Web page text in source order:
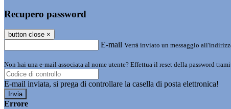
Recupero password
button close ×
E-mail Verrà inviato un messaggio
Non hai una e-mail associata al nome utente? Effettua il reset della password
E-mail inviata, si prega di controllare la casella di posta elettronica!
Errore